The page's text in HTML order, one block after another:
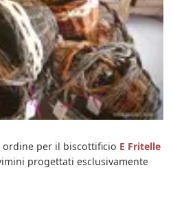
ordine per il biscottificio E Fritelle
progettati esclusivamente